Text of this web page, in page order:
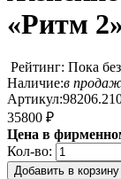
«Ритм
Рейтинг: Пока
Наличие:в
Артикул:
35800 ₽
Цена в
Кол-во:
Добавить в корзину